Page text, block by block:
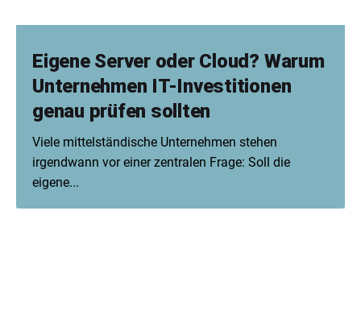
Eigene Server oder Cloud? Warum
Unternehmen IT-Investitionen
genau prüfen sollten
Viele mittelständische Unternehmen stehen
irgendwann vor einer zentralen Frage: Soll die
eigene...